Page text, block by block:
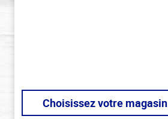
Choisissez votre magasin